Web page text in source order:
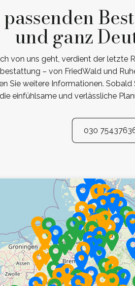
und ganz
von uns geht, verdient der letzte
– von FriedWald und
Sie weitere Informationen.
einfühlsame und verlässliche
030